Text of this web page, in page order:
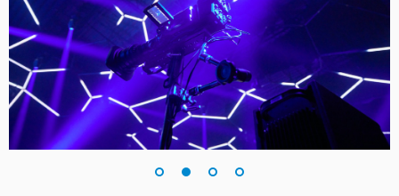
Chinese Taipei
Turkey
UAE
Ukraine